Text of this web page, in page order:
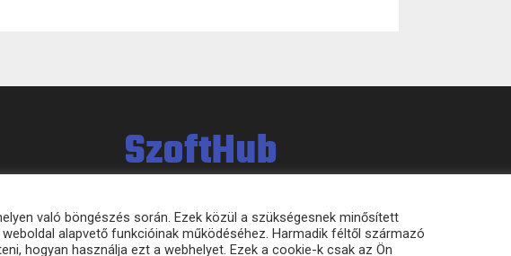
SzoftHub
való böngészés során. Ezek közül a szükségesnek minősített
alapvető funkcióinak működéséhez. Harmadik féltől származó
hogyan használja ezt a webhelyet. Ezek a cookie-k csak az Ön